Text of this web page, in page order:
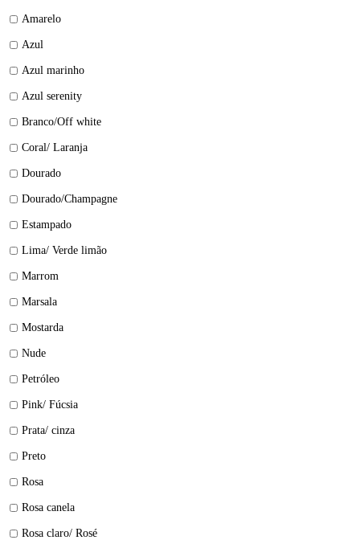
Amarelo
Azul
Azul marinho
Azul serenity
Branco/Off white
Coral/ Laranja
Dourado
Dourado/Champagne
Estampado
Lima/ Verde limão
Marrom
Marsala
Mostarda
Nude
Petróleo
Pink/ Fúcsia
Prata/ cinza
Preto
Rosa
Rosa canela
Rosa claro/ Rosé